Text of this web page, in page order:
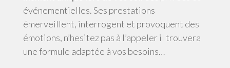
événementielles.Ses prestations
émerveillent, interrogent et provoquent des
émotions, n’hesitez pas à l’appeler il trouvera
une formule adaptée à vos besoins…